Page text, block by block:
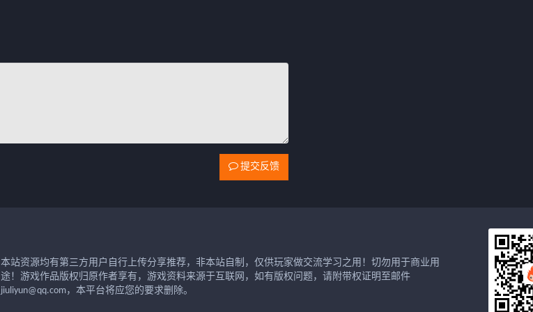
提交反馈
本站资源均有第三方用户自行上传分享推荐，非本站自制，仅供玩家做交流学习之用！切勿用于商业用
途！游戏作品版权归原作者享有，游戏资料来源于互联网，如有版权问题，请附带权证明至邮件
jiuliyun@qq.com，本平台将应您的要求删除。